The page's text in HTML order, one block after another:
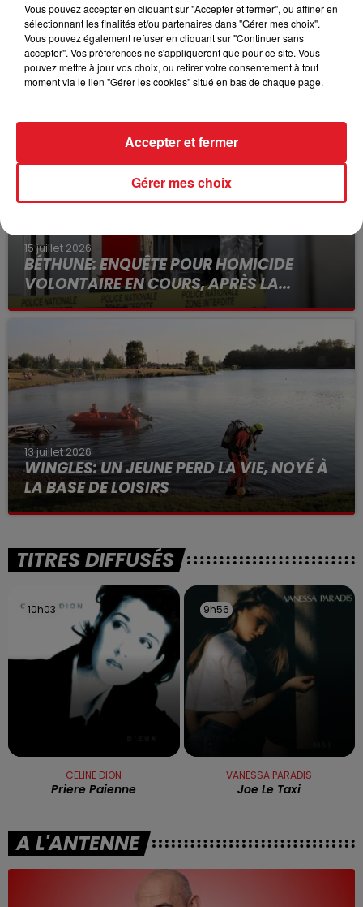
Le driver à suivre: A.Collette
FILS D'ACTUS
15 juillet 2026
BÉTHUNE: ENQUÊTE POUR HOMICIDE
VOLONTAIRE EN COURS, APRÈS LA...
Selon les premiers éléments, le logement servait
13 juillet 2026
WINGLES: UN JEUNE PERD LA VIE, NOYÉ À
LA BASE DE LOISIRS
La victime a coulé à pic
TITRES DIFFUSÉS
10h03
10h03
CELINE DION
Priere Paienne
9h56
9h56
VANESSA PARADIS
Joe Le Taxi
A L'ANTENNE
Vous pouvez accepter en cliquant sur "Accepter et fermer", ou affiner en
sélectionnant les finalités et/ou partenaires dans "Gérer mes choix".
Vous pouvez également refuser en cliquant sur "Continuer sans
accepter". Vos préférences ne s'appliqueront que pour ce site. Vous
pouvez mettre à jour vos choix, ou retirer votre consentement à tout
moment via le lien "Gérer les cookies" situé en bas de chaque page.
Gérer mes choix
Accepter et fermer